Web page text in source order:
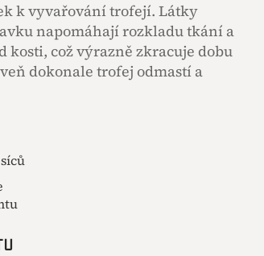
k vyvařování trofejí. Látky
napomáhají rozkladu tkání a
kosti, což výrazně zkracuje dobu
dokonale trofej odmastí a